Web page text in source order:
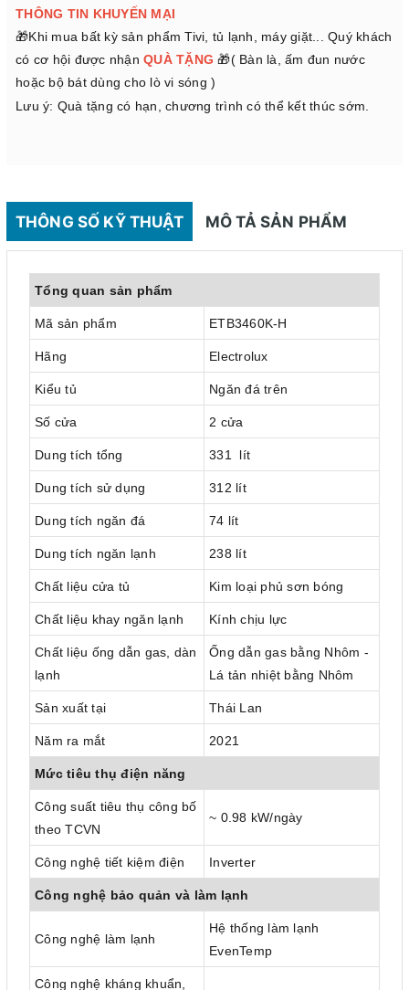
THÔNG TIN KHUYẾN MẠI
🎁Khi mua bất kỳ sản phẩm Tivi, tủ lạnh, máy giặt... Quý khách
có cơ hội được nhận QUÀ TẶNG 🎁( Bàn là, ấm đun nước
hoặc bộ bát dùng cho lò vi sóng )
Lưu ý: Quà tặng có hạn, chương trình có thể kết thúc sớm.
THÔNG SỐ KỸ THUẬT MÔ TẢ SẢN PHẨM
Tổng quan sản phẩm
Mã sản phẩm ETB3460K-H
Hãng Electrolux
Kiểu tủ Ngăn đá trên
Số cửa 2 cửa
Dung tích tổng 331 lít
Dung tích sử dụng 312 lít
Dung tích ngăn đá 74 lít
Dung tích ngăn lạnh 238 lít
Chất liệu cửa tủ Kim loại phủ sơn bóng
Chất liệu khay ngăn lạnh Kính chịu lực
Chất liệu ống dẫn gas, dàn
lạnh
Ống dẫn gas bằng Nhôm -
Lá tản nhiệt bằng Nhôm
Sản xuất tại Thái Lan
Năm ra mắt 2021
Mức tiêu thụ điện năng
Công suất tiêu thụ công bố
theo TCVN
~ 0.98 kW/ngày
Công nghệ tiết kiệm điện Inverter
Công nghệ bảo quản và làm lạnh
Công nghệ làm lạnh
Hệ thống làm lạnh
EvenTemp
Công nghệ kháng khuẩn,